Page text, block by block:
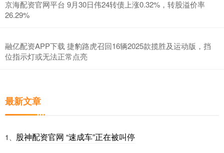
京海配资官网平台 9月30日伟24转债上涨0.32%，转股溢价率
26.29%
融亿配资APP下载 捷豹路虎召回16辆2025款揽胜及运动版，挡
位指示灯或无法正常点亮
最新文章
1、 股神配资官网 “速成车”正在被叫停